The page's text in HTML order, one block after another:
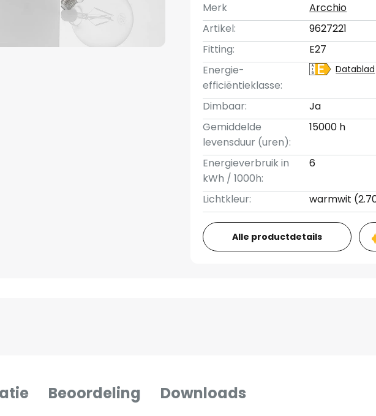
Merk
Arcchio
Artikel:
9627221
Fitting:
E27
Energie-
efficiëntieklasse:
Datablad
Dimbaar:
Ja
Gemiddelde
levensduur (uren):
15000 h
Energieverbruik in
kWh / 1000h:
6
Lichtkleur: warmwit
Alle productdetails
Beoordeling Downloads